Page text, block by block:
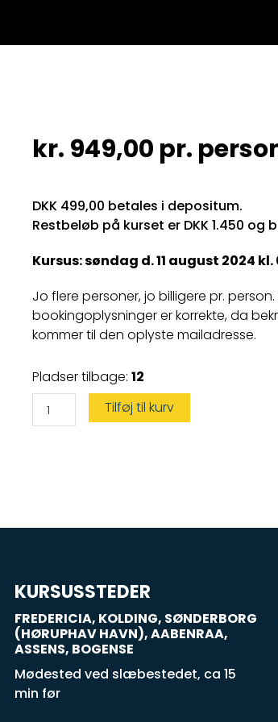
kr. 949,00 pr.
DKK 499,00 betales i depositum.
Restbeløb på kurset er DKK 1.450
Kursus: søndag d. 11 august 2024 kl.
Jo flere personer, jo billigere pr.
bookingoplysninger er korrekte, da
kommer til den oplyste mailadresse.
Pladser tilbage: 12
Speedbådskørekort
antal
Tilføj til kurv
KURSUSSTEDER
FREDERICIA, KOLDING, SØNDERBORG
(HØRUPHAV HAVN), AABENRAA,
ASSENS, BOGENSE
Mødested ved slæbestedet, ca 15
min før